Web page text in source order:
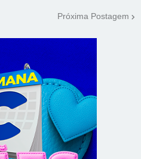
Próxima Postagem